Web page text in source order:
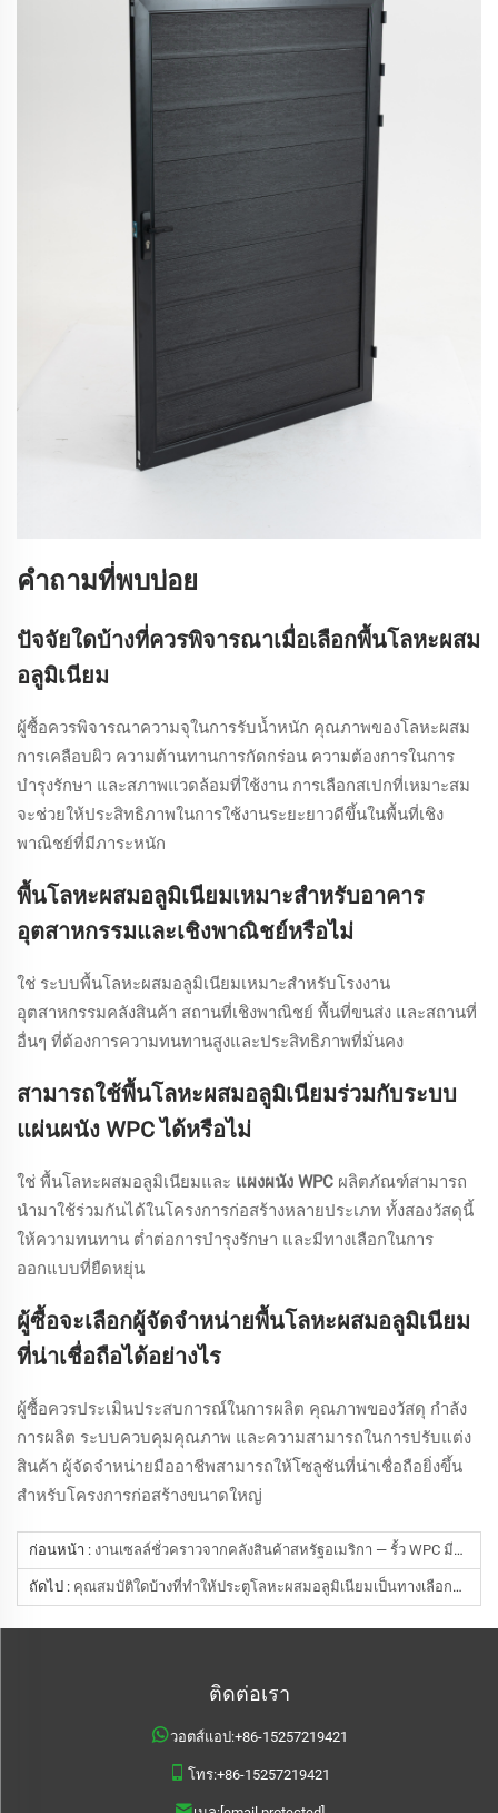
คำถามที่พบบ่อย
ปัจจัยใดบ้างที่ควรพิจารณาเมื่อเลือกพื้นโลหะผสม
อลูมิเนียม
ผู้ซื้อควรพิจารณาความจุในการรับน้ำหนัก คุณภาพของโลหะผสม
การเคลือบผิว ความต้านทานการกัดกร่อน ความต้องการในการ
บำรุงรักษา และสภาพแวดล้อมที่ใช้งาน การเลือกสเปกที่เหมาะสม
จะช่วยให้ประสิทธิภาพในการใช้งานระยะยาวดีขึ้นในพื้นที่เชิง
พาณิชย์ที่มีภาระหนัก
พื้นโลหะผสมอลูมิเนียมเหมาะสำหรับอาคาร
อุตสาหกรรมและเชิงพาณิชย์หรือไม่
ใช่ ระบบพื้นโลหะผสมอลูมิเนียมเหมาะสำหรับโรงงาน
อุตสาหกรรมคลังสินค้า สถานที่เชิงพาณิชย์ พื้นที่ขนส่ง และสถานที่
อื่นๆ ที่ต้องการความทนทานสูงและประสิทธิภาพที่มั่นคง
สามารถใช้พื้นโลหะผสมอลูมิเนียมร่วมกับระบบ
แผ่นผนัง WPC ได้หรือไม่
ใช่ พื้นโลหะผสมอลูมิเนียมและ แผงผนัง WPC ผลิตภัณฑ์สามารถ
นำมาใช้ร่วมกันได้ในโครงการก่อสร้างหลายประเภท ทั้งสองวัสดุนี้
ให้ความทนทาน ต่ำต่อการบำรุงรักษา และมีทางเลือกในการ
ออกแบบที่ยืดหยุ่น
ผู้ซื้อจะเลือกผู้จัดจำหน่ายพื้นโลหะผสมอลูมิเนียม
ที่น่าเชื่อถือได้อย่างไร
ผู้ซื้อควรประเมินประสบการณ์ในการผลิต คุณภาพของวัสดุ กำลัง
การผลิต ระบบควบคุมคุณภาพ และความสามารถในการปรับแต่ง
สินค้า ผู้จัดจำหน่ายมืออาชีพสามารถให้โซลูชันที่น่าเชื่อถือยิ่งขึ้น
สำหรับโครงการก่อสร้างขนาดใหญ่
ก่อนหน้า : งานเซลล์ชั่วคราวจากคลังสินค้าสหรัฐอเมริกา — รั้ว WPC มีสินค้าพร้อมส่ง ลดสูงสุดถึง 46 ดอลลาร์ต่อชุด
ถัดไป : คุณสมบัติใดบ้างที่ทำให้ประตูโลหะผสมอลูมิเนียมเป็นทางเลือกที่ทนทานยาวนาน?
ติดต่อเรา
วอตส์แอป:+86-15257219421
โทร:+86-15257219421